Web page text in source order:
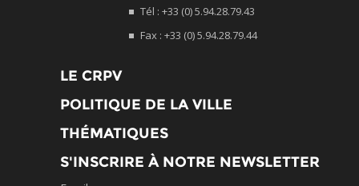
Tél : +33 (0) 5.94.28.79.43
Fax : +33 (0) 5.94.28.79.44
LE CRPV
POLITIQUE DE LA VILLE
THÉMATIQUES
S'INSCRIRE À NOTRE NEWSLETTER